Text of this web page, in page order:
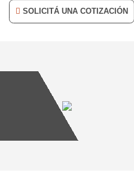
SOLICITÁ UNA COTIZACIÓN